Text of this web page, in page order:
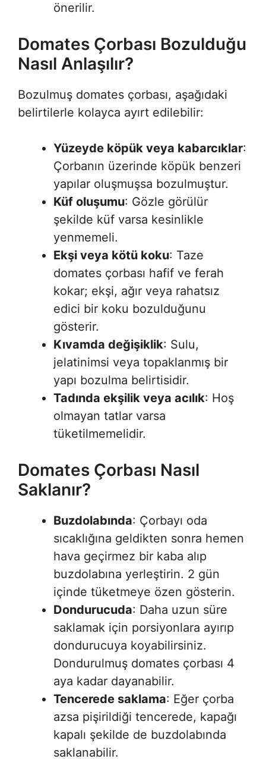
önerilir.
Domates Çorbası Bozulduğu
Nasıl Anlaşılır?
Bozulmuş domates çorbası, aşağıdaki
belirtilerle kolayca ayırt edilebilir:
Yüzeyde köpük veya kabarcıklar:
Çorbanın üzerinde köpük benzeri
yapılar oluşmuşsa bozulmuştur.
Küf oluşumu: Gözle görülür
şekilde küf varsa kesinlikle
yenmemeli.
Ekşi veya kötü koku: Taze
domates çorbası hafif ve ferah
kokar; ekşi, ağır veya rahatsız
edici bir koku bozulduğunu
gösterir.
Kıvamda değişiklik: Sulu,
jelatinimsi veya topaklanmış bir
yapı bozulma belirtisidir.
Tadında ekşilik veya acılık: Hoş
olmayan tatlar varsa
tüketilmemelidir.
Domates Çorbası Nasıl
Saklanır?
Buzdolabında: Çorbayı oda
sıcaklığına geldikten sonra hemen
hava geçirmez bir kaba alıp
buzdolabına yerleştirin. 2 gün
içinde tüketmeye özen gösterin.
Dondurucuda: Daha uzun süre
saklamak için porsiyonlara ayırıp
dondurucuya koyabilirsiniz.
Dondurulmuş domates çorbası 4
aya kadar dayanabilir.
Tencerede saklama: Eğer çorba
azsa pişirildiği tencerede, kapağı
kapalı şekilde de buzdolabında
saklanabilir.